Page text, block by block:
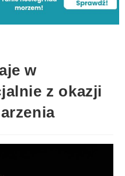
w
z okazji